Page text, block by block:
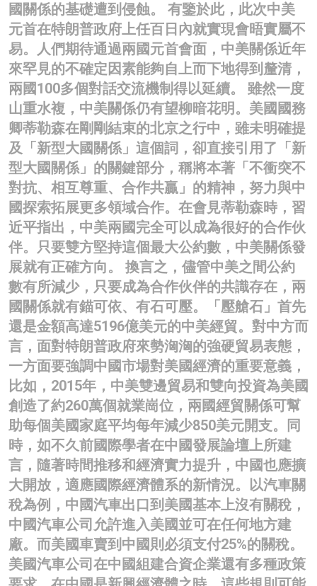
國關係的基礎遭到侵蝕。 有鑒於此，此次中美
元首在特朗普政府上任百日內就實現會晤實屬不
易。人們期待通過兩國元首會面，中美關係近年
來罕見的不確定因素能夠自上而下地得到釐清，
兩國100多個對話交流機制得以延續。 雖然一度
山重水複，中美關係仍有望柳暗花明。美國國務
卿蒂勒森在剛剛結束的北京之行中，雖未明確提
及「新型大國關係」這個詞，卻直接引用了「新
型大國關係」的關鍵部分，稱將本著「不衝突不
對抗、相互尊重、合作共贏」的精神，努力與中
國探索拓展更多領域合作。在會見蒂勒森時，習
近平指出，中美兩國完全可以成為很好的合作伙
伴。只要雙方堅持這個最大公約數，中美關係發
展就有正確方向。 換言之，儘管中美之間公約
數有所減少，只要成為合作伙伴的共識存在，兩
國關係就有錨可依、有石可壓。「壓艙石」首先
還是金額高達5196億美元的中美經貿。對中方而
言，面對特朗普政府來勢洶洶的強硬貿易表態，
一方面要強調中國市場對美國經濟的重要意義，
比如，2015年，中美雙邊貿易和雙向投資為美國
創造了約260萬個就業崗位，兩國經貿關係可幫
助每個美國家庭平均每年減少850美元開支。同
時，如不久前國際學者在中國發展論壇上所建
言，隨著時間推移和經濟實力提升，中國也應擴
大開放，適應國際經濟體系的新情況。以汽車關
稅為例，中國汽車出口到美國基本上沒有關稅，
中國汽車公司允許進入美國並可在任何地方建
廠。而美國車賣到中國則必須支付25%的關稅。
美國汽車公司在中國組建合資企業還有多種政策